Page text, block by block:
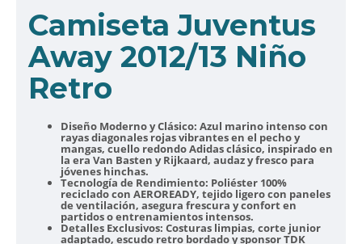
Camiseta Juventus
Away 2012/13 Niño
Retro
Diseño Moderno y Clásico: Azul marino intenso con
rayas diagonales rojas vibrantes en el pecho y
mangas, cuello redondo Adidas clásico, inspirado en
la era Van Basten y Rijkaard, audaz y fresco para
jóvenes hinchas.
Tecnología de Rendimiento: Poliéster 100%
reciclado con AEROREADY, tejido ligero con paneles
de ventilación, asegura frescura y confort en
partidos o entrenamientos intensos.
Detalles Exclusivos: Costuras limpias, corte junior
adaptado, escudo retro bordado y sponsor TDK